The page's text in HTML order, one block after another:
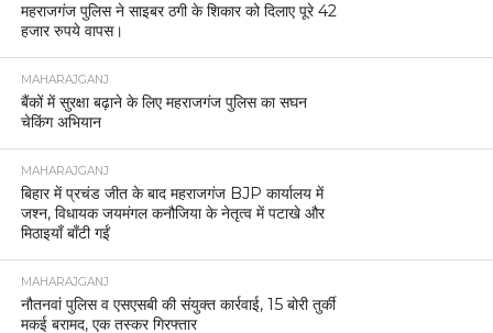
महराजगंज पुलिस ने साइबर ठगी के शिकार को दिलाए पूरे 42
हजार रुपये वापस।
MAHARAJGANJ
बैंकों में सुरक्षा बढ़ाने के लिए महराजगंज पुलिस का सघन
चेकिंग अभियान
MAHARAJGANJ
बिहार में प्रचंड जीत के बाद महराजगंज BJP कार्यालय में
जश्न, विधायक जयमंगल कनौजिया के नेतृत्व में पटाखे और
मिठाइयाँ बाँटी गईं
MAHARAJGANJ
नौतनवां पुलिस व एसएसबी की संयुक्त कार्रवाई, 15 बोरी तुर्की
मकई बरामद, एक तस्कर गिरफ्तार